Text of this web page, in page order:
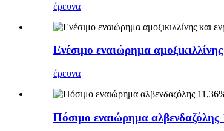
έρευνα
Ενέσιμο εναιώρημα
έρευνα
Πόσιμο εναιώρημα αλβενδαζόλης